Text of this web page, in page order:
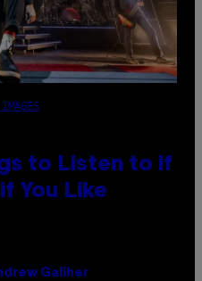
to Listen to if
You Like
Galiher